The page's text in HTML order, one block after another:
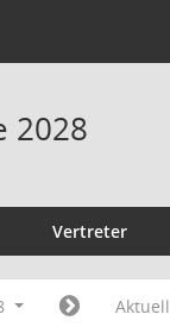
2028
Vertreter
Aktuell